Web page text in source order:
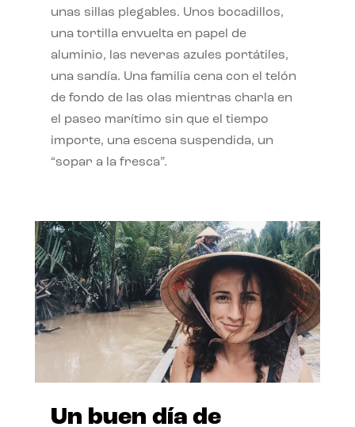
unas sillas plegables. Unos bocadillos,
una tortilla envuelta en papel de
aluminio, las neveras azules portátiles,
una sandía. Una familia cena con el telón
de fondo de las olas mientras charla en
el paseo marítimo sin que el tiempo
importe, una escena suspendida, un
“sopar a la fresca”.
Un buen día de